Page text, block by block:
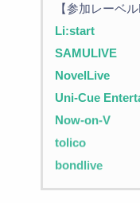
【参加レーベル
Li:start
SAMULIVE
NovelLive
Uni-Cue Entert
Now-on-V
tolico
bondlive